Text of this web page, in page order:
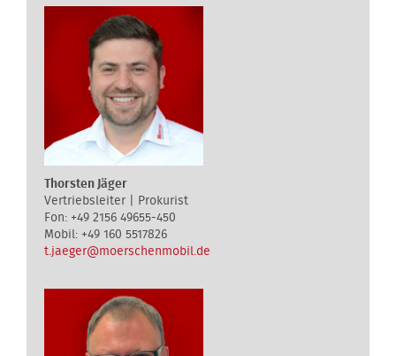
Thorsten Jäger
Vertriebsleiter | Prokurist
+49 2156 49655-450
+49 160 5517826
t.jaeger@moerschenmobil.de